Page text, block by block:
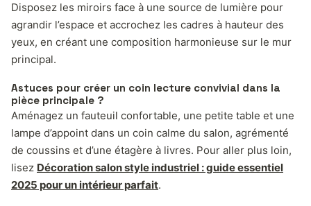
Disposez les miroirs face à une source de lumière pour
agrandir l’espace et accrochez les cadres à hauteur des
yeux, en créant une composition harmonieuse sur le mur
principal.
Astuces pour créer un coin lecture convivial dans la
pièce principale ?
Aménagez un fauteuil confortable, une petite table et une
lampe d’appoint dans un coin calme du salon, agrémenté
de coussins et d’une étagère à livres. Pour aller plus loin,
lisez Décoration salon style industriel : guide essentiel
2025 pour un intérieur parfait.